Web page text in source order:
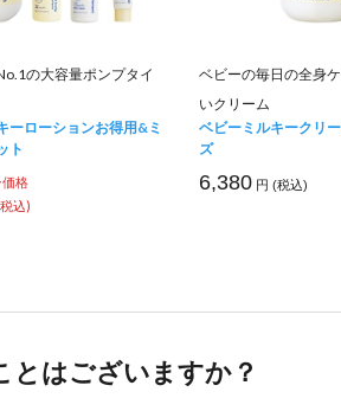
の大容量ポンプタイ
ーローションお得用&ミ
ト
価格
込)
ベビーの毎日の全身
いクリーム
ベビーミルキークリ
ズ
6,380 円 (税込)
とはございますか？